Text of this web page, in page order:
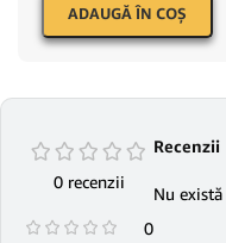
ADAUGĂ ÎN COŞ
0 recenzii
0
Recenzii
Nu